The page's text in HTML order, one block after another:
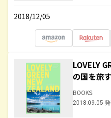
2018/12/05
LOVELY
の国を旅
BOOKS
2018.09.05